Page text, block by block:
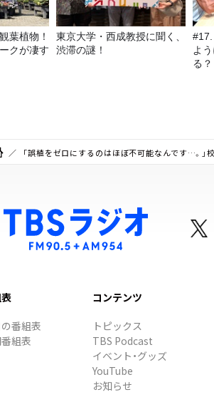
葉植物！
クが凄す
東京大学・西成教授に聞く、
渋滞の謎！
よ
る
「誤植をゼロにするのはほぼ不可能なんです…。」
番組表
組表
コンテンツ
トピックス
TBS Podcast
イベント・グッズ
YouTube
お知らせ